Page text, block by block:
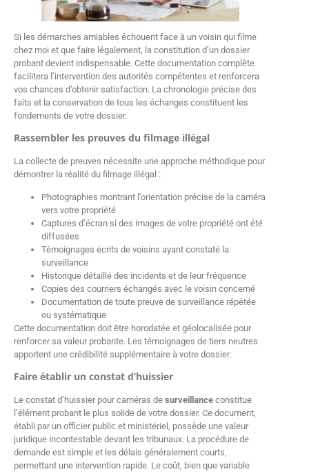
Si les démarches amiables échouent face à un voisin qui filme
chez moi et que faire légalement, la constitution d’un dossier
probant devient indispensable. Cette documentation complète
facilitera l’intervention des autorités compétentes et renforcera
vos chances d’obtenir satisfaction. La chronologie précise des
faits et la conservation de tous les échanges constituent les
fondements de votre dossier.
Rassembler les preuves du filmage illégal
La collecte de preuves nécessite une approche méthodique pour
démontrer la réalité du filmage illégal :
Photographies montrant l’orientation précise de la caméra
vers votre propriété
Captures d’écran si des images de votre propriété ont été
diffusées
Témoignages écrits de voisins ayant constaté la
surveillance
Historique détaillé des incidents et de leur fréquence
Copies des courriers échangés avec le voisin concerné
Documentation de toute preuve de surveillance répétée
ou systématique
Cette documentation doit être horodatée et géolocalisée pour
renforcer sa valeur probante. Les témoignages de tiers neutres
apportent une crédibilité supplémentaire à votre dossier.
Faire établir un constat d’huissier
Le constat d’huissier pour caméras de surveillance constitue
l’élément probant le plus solide de votre dossier. Ce document,
établi par un officier public et ministériel, possède une valeur
juridique incontestable devant les tribunaux. La procédure de
demande est simple et les délais généralement courts,
permettant une intervention rapide. Le coût, bien que variable